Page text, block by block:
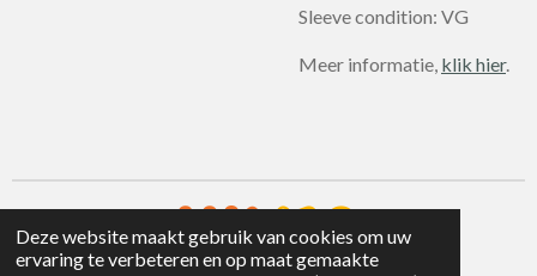
Deze website maakt gebruik van cookies om uw
ervaring te verbeteren en op maat gemaakte
Sleeve condition: VG
Meer informatie, klik hier.